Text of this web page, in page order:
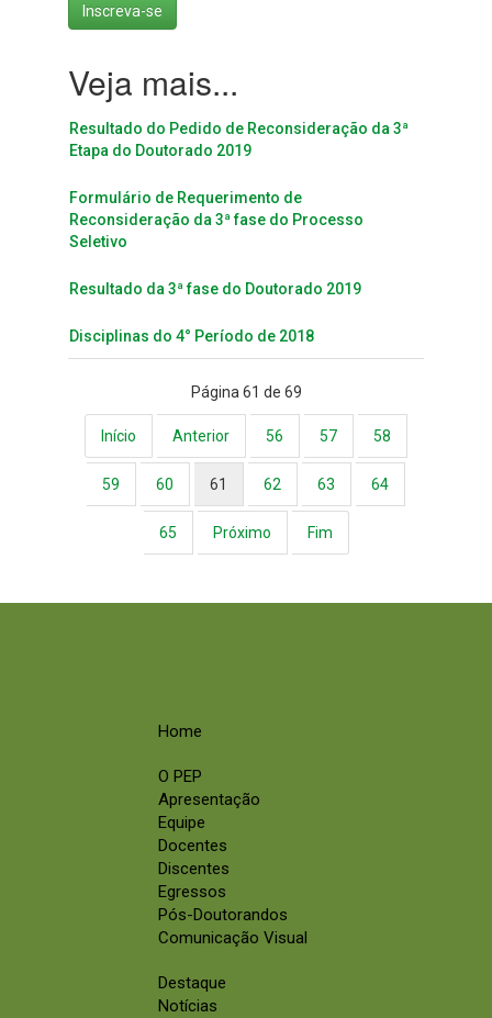
Inscreva-se
Resultado do Pedido de Reconsideração da 3ª
Etapa do Doutorado 2019
Formulário de Requerimento de
Reconsideração da 3ª fase do Processo
Seletivo
Resultado da 3ª fase do Doutorado 2019
Disciplinas do 4° Período de 2018
Página 61 de 69
Início Anterior 56 57 58
59 60 61 62 63 64
65 Próximo Fim
Home
O PEP
Apresentação
Equipe
Docentes
Discentes
Egressos
Pós-Doutorandos
Comunicação Visual
Destaque
Notícias